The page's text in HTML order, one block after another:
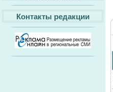
Контакты редакции